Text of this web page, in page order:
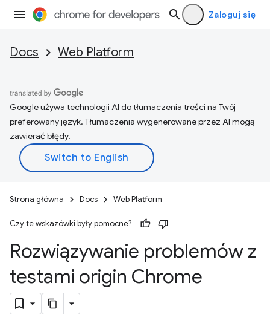
Zaloguj się
Docs Web Platform
Google używa technologii AI do tłumaczenia treści na Twój
preferowany język. Tłumaczenia wygenerowane przez AI mogą
zawierać błędy.
Strona główna Docs Web Platform
Czy te wskazówki były pomocne?
Rozwiązywanie problemów z
testami origin Chrome